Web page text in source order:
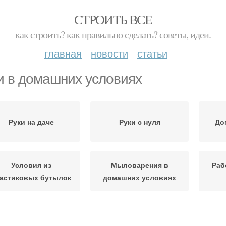
СТРОИТЬ ВСЕ
как строить? как правильно сделать? советы, идеи.
главная новости статьи
в домашних условиях
Руки на даче Руки с нуля
Условия из
бутылок
Мыловарения в
домашних условиях